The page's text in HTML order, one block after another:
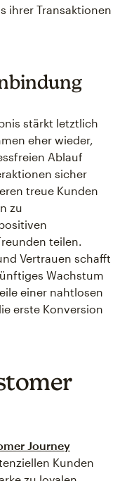
ihrer Transaktionen
stärkt letztlich
eher wieder,
Ablauf
sicher
treue Kunden
zu
teilen.
Vertrauen schafft
Wachstum
einer nahtlosen
erste Konversion
Journey
Kunden